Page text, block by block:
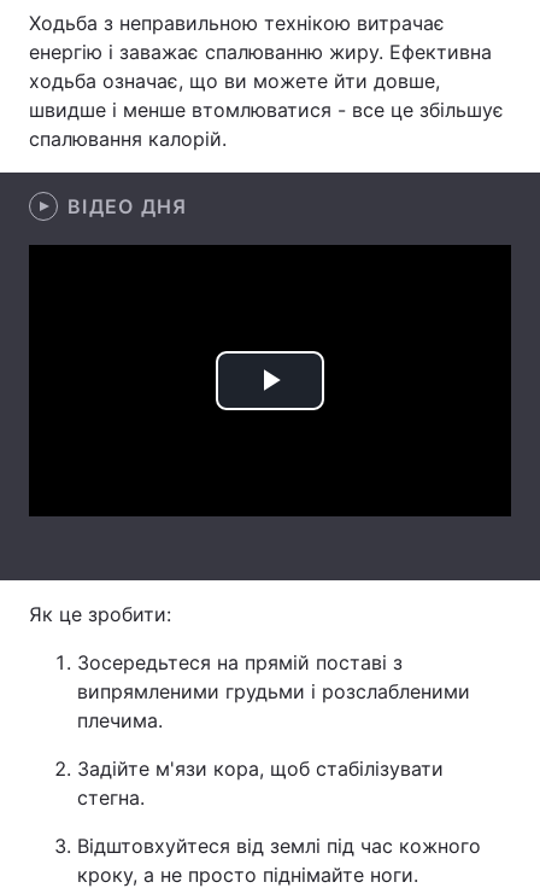
Екологія
Лонгріди
Інтерв'ю
Ходьба з неправильною технікою витрачає
енергію і заважає спалюванню жиру. Ефективна
ходьба означає, що ви можете йти довше,
швидше і менше втомлюватися - все це збільшує
спалювання калорій.
ВІДЕО ДНЯ
Play
Як це зробити:
Зосередьтеся на прямій поставі з
випрямленими грудьми і розслабленими
плечима.
Задійте м'язи кора, щоб стабілізувати
стегна.
Відштовхуйтеся від землі під час кожного
кроку, а не просто піднімайте ноги.